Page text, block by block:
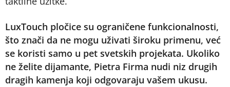
LuxTouch pločice su ograničene funkcionalnosti,
što znači da ne mogu uživati široku primenu, već
se koristi samo u pet svetskih projekata. Ukoliko
ne želite dijamante, Pietra Firma nudi niz drugih
dragih kamenja koji odgovaraju vašem ukusu.